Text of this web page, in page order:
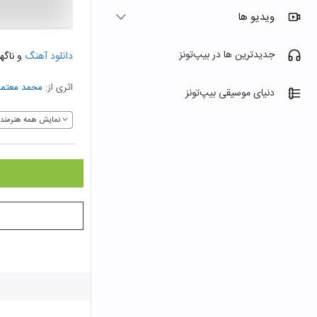
ویدیو ها
جدیدترین ها در بیپ‌تونز
دنیای موسیقی بیپ‌تونز
دانلود آهنگ و
اثری از: محمد
نمایش همه